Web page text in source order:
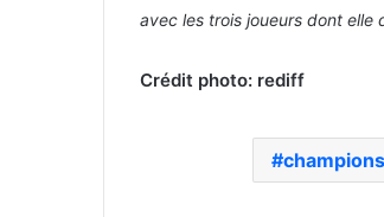
avec les trois joueurs dont elle
Crédit photo: rediff
champions